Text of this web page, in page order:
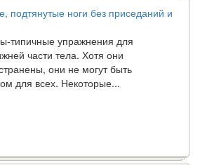
подтянутые ноги без приседаний и
типичные упражнения для
части тела. Хотя они
они не могут быть
для всех. Некоторые...